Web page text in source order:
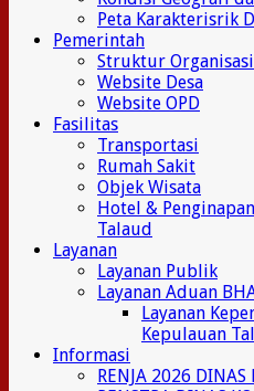
Peta Karakterisrik
Pemerintah
Struktur Organisasi
Website Desa
Website OPD
Fasilitas
Transportasi
Rumah Sakit
Objek Wisata
Hotel &
Talaud
Layanan
Layanan Publik
Layanan Aduan
Layanan
Kepulauan
Informasi
RENJA 2026 DINAS